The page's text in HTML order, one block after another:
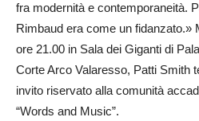
fra modernità e contemporaneità.
Rimbaud era come un fidanzato.»
ore 21.00 in Sala dei Giganti di
Corte Arco Valaresso, Patti Smith
invito riservato alla comunità
“Words and Music”.